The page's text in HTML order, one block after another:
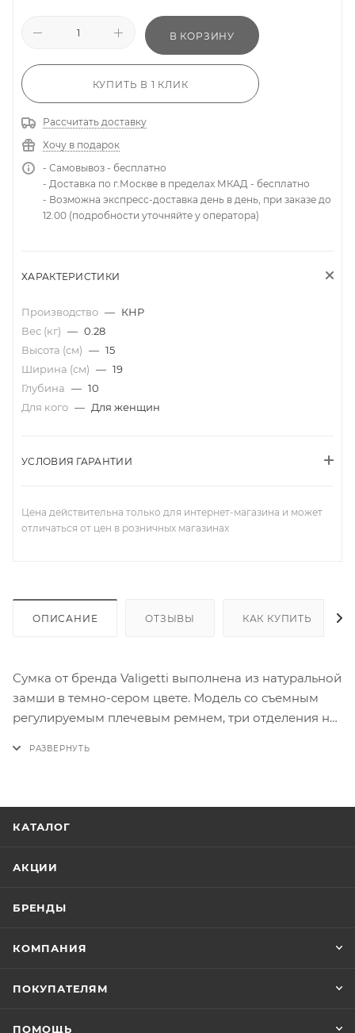
В КОРЗИНУ
КУПИТЬ В 1 КЛИК
Рассчитать доставку
Хочу в подарок
- Самовывоз - бесплатно
- Доставка по г.Москве в пределах МКАД - бесплатно
- Возможна экспресс-доставка день в день, при заказе до
12.00 (подробности уточняйте у оператора)
ХАРАКТЕРИСТИКИ
Производство — КНР
Вес (кг) — 0.28
Высота (см) — 15
Ширина (см) — 19
Глубина — 10
Для кого — Для женщин
УСЛОВИЯ ГАРАНТИИ
Цена действительна только для интернет-магазина и может
отличаться от цен в розничных магазинах
ОПИСАНИЕ ОТЗЫВЫ КАК КУПИТЬ
Сумка от бренда Valigetti выполнена из натуральной
замши в темно-сером цвете. Модель со съемным
регулируемым плечевым ремнем, три отделения на
КАТАЛОГ
АКЦИИ
БРЕНДЫ
КОМПАНИЯ
ПОКУПАТЕЛЯМ
ПОМОЩЬ